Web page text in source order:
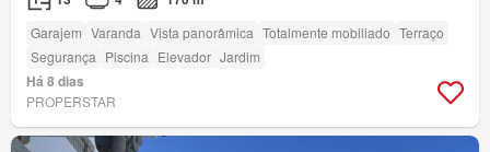
Garajem Varanda Vista panorâmica Totalmente mobiliado Terraço
Segurança Piscina Elevador Jardim
Há 8 dias
PROPERSTAR